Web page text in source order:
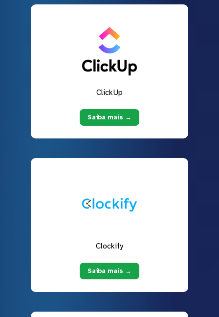
ClickUp
Saiba mais →
Clockify
Saiba mais →